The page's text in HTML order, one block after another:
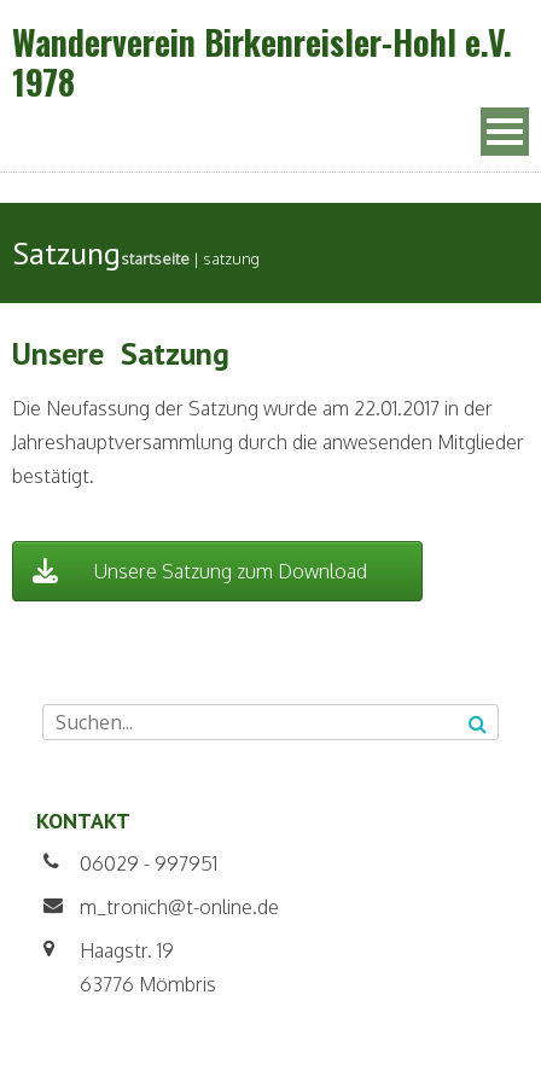
Wanderverein Birkenreisler-Hohl e.V.
1978
Satzungstartseite | satzung
Unsere Satzung
Die Neufassung der Satzung wurde am 22.01.2017 in der
Jahreshauptversammlung durch die anwesenden Mitglieder
bestätigt.
Unsere Satzung zum Download
KONTAKT
06029 - 997951
m_tronich@t-online.de
Haagstr. 19
63776 Mömbris